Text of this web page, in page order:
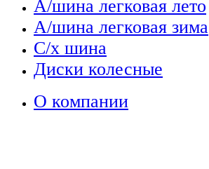
А/шина легковая лето
А/шина легковая зима
С/х шина
Диски колесные
О компании